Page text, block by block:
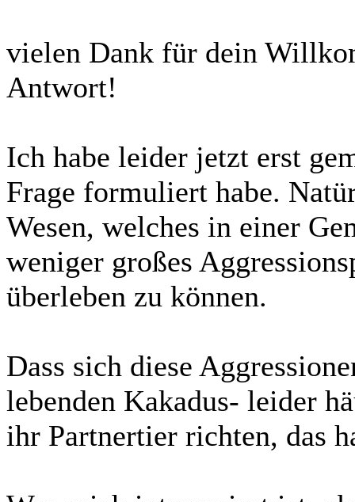
vielen Dank für dein
Antwort!
Ich habe leider jetzt erst
Frage formuliert habe.
Wesen, welches in einer
weniger großes
überleben zu können.
Dass sich diese
lebenden Kakadus- leider
ihr Partnertier richten, das